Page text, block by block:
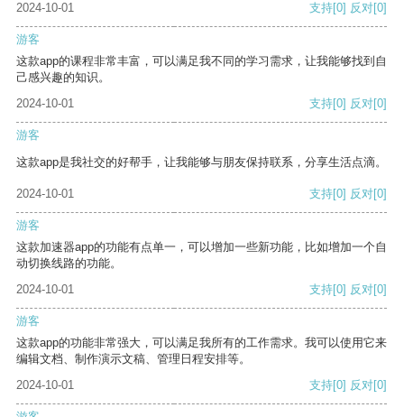
2024-10-01
支持[0] 反对[0]
游客
这款app的课程非常丰富，可以满足我不同的学习需求，让我能够找到自
己感兴趣的知识。
2024-10-01
支持[0] 反对[0]
游客
这款app是我社交的好帮手，让我能够与朋友保持联系，分享生活点滴。
2024-10-01 支持[0] 反对[0]
游客
这款加速器app的功能有点单一，可以增加一些新功能，比如增加一个自
动切换线路的功能。
2024-10-01
支持[0] 反对[0]
游客
这款app的功能非常强大，可以满足我所有的工作需求。我可以使用它来
编辑文档、制作演示文稿、管理日程安排等。
2024-10-01
支持[0] 反对[0]